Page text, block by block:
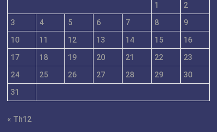
1
2
3
4 5 6 7 8
9
10
11 12 13 14 15
16
17
18 19 20 21 22
23
24
25 26 27 28 29
30
31
« Th12